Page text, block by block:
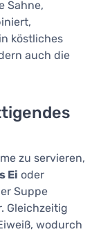
Sahne,
köstliches
auch die
zu servieren,
Ei oder
Suppe
Gleichzeitig
wodurch